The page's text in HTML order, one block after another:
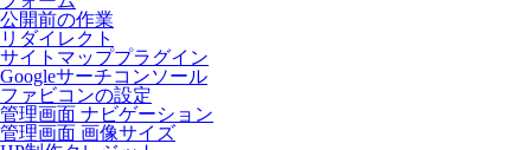
公開前の作業
リダイレクト
サイトマッププラグイン
Googleサーチコンソール
ファビコンの設定
管理画面 ナビゲーション
管理画面 画像サイズ